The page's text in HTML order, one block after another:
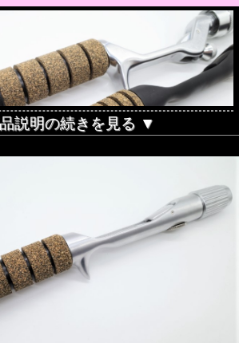
ルにぎり部単体
説明の続きを見る ▼